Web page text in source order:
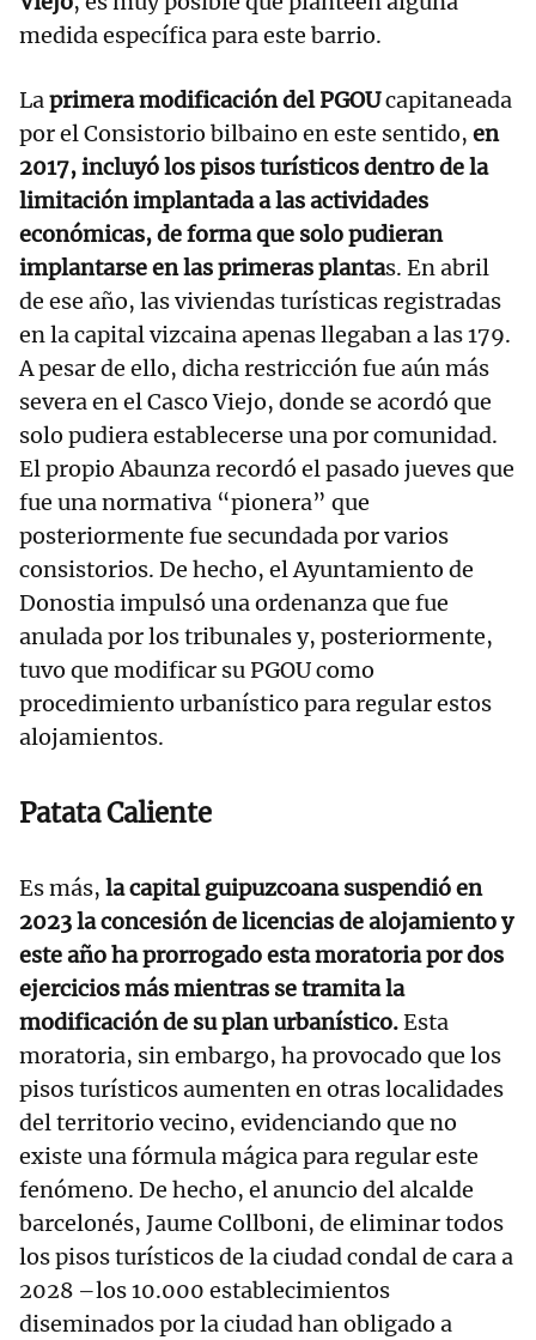
medida específica para este barrio.
Laprimera modificación del PGOUcapitaneada
por el Consistorio bilbaino en este sentido, en
2017, incluyó los pisos turísticos dentro de la
limitación implantada a las actividades
económicas, de forma que solo pudieran
implantarse en las primeras plantas. En abril
de ese año, las viviendas turísticas registradas
en la capital vizcaina apenas llegaban a las 179.
A pesar de ello, dicha restricción fue aún más
severa en el Casco Viejo, donde se acordó que
solo pudiera establecerse una por comunidad.
El propio Abaunza recordó el pasado jueves que
fue una normativa “pionera” que
posteriormente fue secundada por varios
consistorios. De hecho, el Ayuntamiento de
Donostia impulsó una ordenanza que fue
anulada por los tribunales y, posteriormente,
tuvo que modificar su PGOU como
procedimiento urbanístico para regular estos
alojamientos.
Patata Caliente
Es más, la capital guipuzcoana suspendió en
2023 la concesión de licencias de alojamiento y
este año ha prorrogado esta moratoria por dos
ejercicios más mientras se tramita la
modificación de su plan urbanístico.Esta
moratoria, sin embargo, ha provocado que los
pisos turísticos aumenten en otras localidades
del territorio vecino, evidenciando que no
existe una fórmula mágica para regular este
fenómeno. De hecho, el anuncio del alcalde
barcelonés, Jaume Collboni, de eliminar todos
los pisos turísticos de la ciudad condal de cara a
2028 –los 10.000 establecimientos
diseminados por la ciudad han obligado a